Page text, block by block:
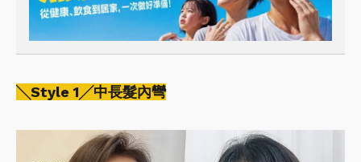
╲Style 1╱中長髮內彎